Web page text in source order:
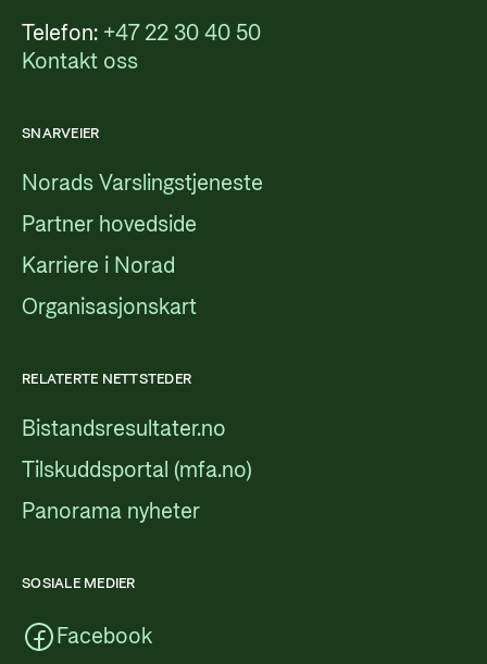
Telefon: +47 22 30 40 50
Kontakt oss
SNARVEIER
Norads Varslingstjeneste
Partner hovedside
Karriere i Norad
Organisasjonskart
RELATERTE NETTSTEDER
Bistandsresultater.no
Tilskuddsportal (mfa.no)
Panorama nyheter
SOSIALE MEDIER
Facebook